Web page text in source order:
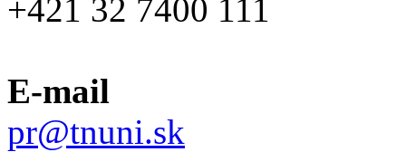
+421 32 7400 111
E-mail
pr@tnuni.sk